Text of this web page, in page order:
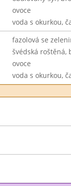
ovoce
voda s okurkou,
fazolová se
švédská roštěná,
ovoce
voda s okurkou,